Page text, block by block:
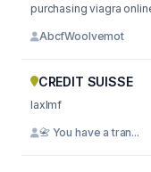
purchasing viagra
AbcfWoolvemot
CREDIT SUISSE
laxlmf
📇 You have a tran...